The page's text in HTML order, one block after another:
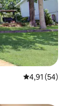
4,91 de uma
4,91 (54)